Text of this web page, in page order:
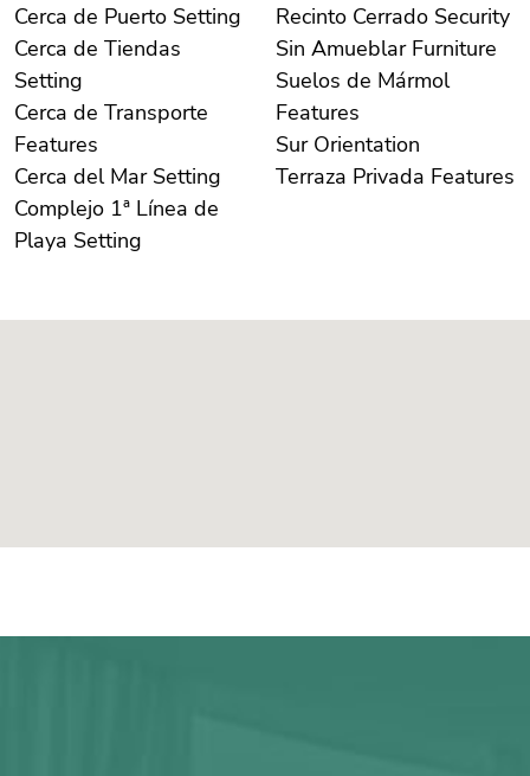
Cerca de Puerto Setting
Cerca de Tiendas
Setting
Cerca de Transporte
Features
Cerca del Mar Setting
Complejo 1ª Línea de
Playa Setting
Recinto Cerrado Security
Sin Amueblar Furniture
Suelos de Mármol
Features
Sur Orientation
Terraza Privada Features